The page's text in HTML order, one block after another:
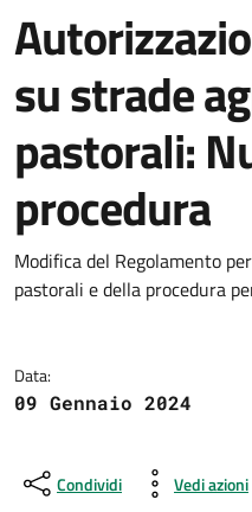
su strade
pastorali:
procedura
Dettagli della
Modifica del Regolamento
pastorali e della procedura
Data:
09 Gennaio 2024
Condividi Vedi azioni